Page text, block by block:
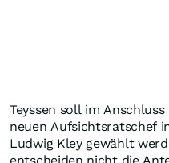
Teyssen soll im
neuen Aufsichtsratschef
Ludwig Kley gewählt